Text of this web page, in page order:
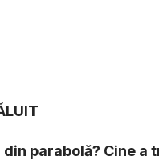
parabolă? Cine a